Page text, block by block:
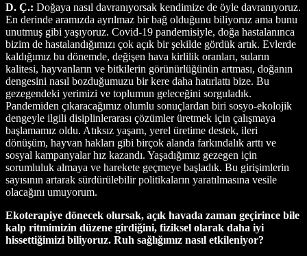
D. Ç.: Doğaya nasıl davranıyorsak kendimize de öyle davranıyoruz.
En derinde aramızda ayrılmaz bir bağ olduğunu biliyoruz ama bunu
unutmuş gibi yaşıyoruz. Covid-19 pandemisiyle, doğa hastalanınca
bizim de hastalandığımızı çok açık bir şekilde gördük artık. Evlerde
kaldığımız bu dönemde, değişen hava kirlilik oranları, suların
kalitesi, hayvanların ve bitkilerin görünürlüğünün artması, doğanın
dengesini nasıl bozduğumuzu bir kere daha hatırlattı bize. Bu
gezegendeki yerimizi ve toplumun geleceğini sorguladık.
Pandemiden çıkaracağımız olumlu sonuçlardan biri sosyo-ekolojik
dengeyle ilgili disiplinlerarası çözümler üretmek için çalışmaya
başlamamız oldu. Atıksız yaşam, yerel üretime destek, ileri
dönüşüm, hayvan hakları gibi birçok alanda farkındalık arttı ve
sosyal kampanyalar hız kazandı. Yaşadığımız gezegen için
sorumluluk almaya ve harekete geçmeye başladık. Bu girişimlerin
sayısının artarak sürdürülebilir politikaların yaratılmasına vesile
olacağını umuyorum.
Ekoterapiye dönecek olursak, açık havada zaman geçirince bile
kalp ritmimizin düzene girdiğini, fiziksel olarak daha iyi
hissettiğimizi biliyoruz. Ruh sağlığımız nasıl etkileniyor?